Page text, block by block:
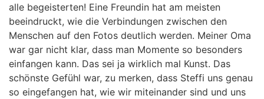
alle begeisterten! Eine Freundin hat am meisten
beeindruckt, wie die Verbindungen zwischen den
Menschen auf den Fotos deutlich werden. Meiner Oma
war gar nicht klar, dass man Momente so besonders
einfangen kann. Das sei ja wirklich mal Kunst. Das
schönste Gefühl war, zu merken, dass Steffi uns genau
so eingefangen hat, wie wir miteinander sind und uns